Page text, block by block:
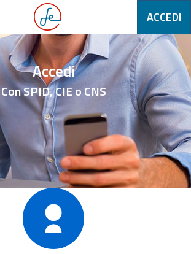
ACCEDI
Accedi
Con SPID, CIE o CNS